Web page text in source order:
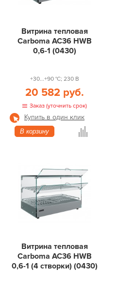
Витрина тепловая
Carboma AC36 HWB
0,6-1 (0430)
+30...+90 °С; 230 В
20 582 руб.
Заказ (уточнить срок)
Купить в один клик
В корзину
Витрина тепловая
Carboma AC36 HWB
0,6-1 (4 створки) (0430)